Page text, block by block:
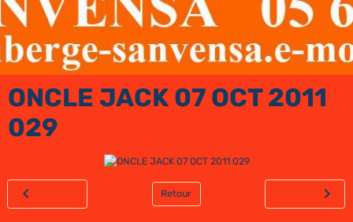
ONCLE JACK 07 OCT 2011
029
Retour